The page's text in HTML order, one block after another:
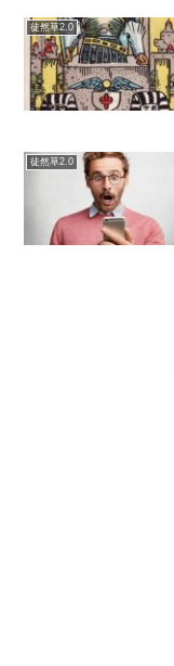
徒然草2.0
徒然草2.0